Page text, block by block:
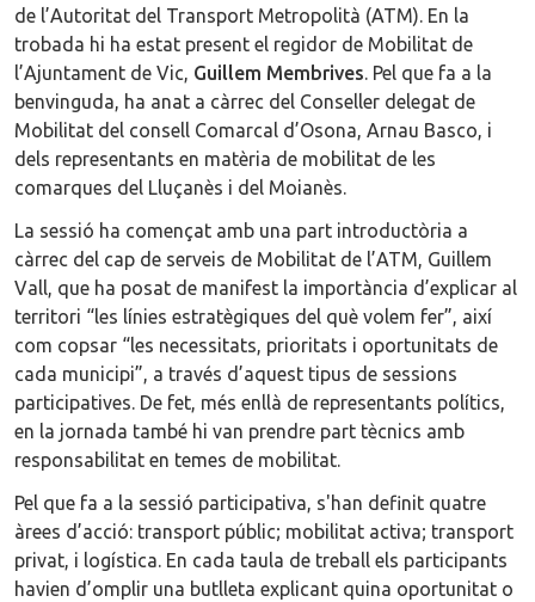
de l’Autoritat del Transport Metropolità (ATM). En la
trobada hi ha estat present el regidor de Mobilitat de
l’Ajuntament de Vic, Guillem Membrives. Pel que fa a la
benvinguda, ha anat a càrrec del Conseller delegat de
Mobilitat del consell Comarcal d’Osona, Arnau Basco, i
dels representants en matèria de mobilitat de les
comarques del Lluçanès i del Moianès.
La sessió ha començat amb una part introductòria a
càrrec del cap de serveis de Mobilitat de l’ATM, Guillem
Vall, que ha posat de manifest la importància d’explicar al
territori “les línies estratègiques del què volem fer”, així
com copsar “les necessitats, prioritats i oportunitats de
cada municipi”, a través d’aquest tipus de sessions
participatives. De fet, més enllà de representants polítics,
en la jornada també hi van prendre part tècnics amb
responsabilitat en temes de mobilitat.
Pel que fa a la sessió participativa, s'han definit quatre
àrees d’acció: transport públic; mobilitat activa; transport
privat, i logística. En cada taula de treball els participants
havien d’omplir una butlleta explicant quina oportunitat o